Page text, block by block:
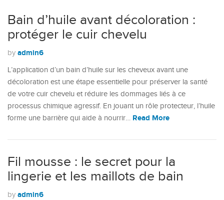
Bain d’huile avant décoloration :
protéger le cuir chevelu
by admin6
L’application d’un bain d’huile sur les cheveux avant une
décoloration est une étape essentielle pour préserver la santé
de votre cuir chevelu et réduire les dommages liés à ce
processus chimique agressif. En jouant un rôle protecteur, l’huile
forme une barrière qui aide à nourrir… Read More
Fil mousse : le secret pour la
lingerie et les maillots de bain
by admin6